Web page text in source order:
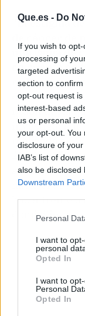
Que.es - Do
If you wish to
processing of
targeted
section to
opt-out request
interest-based
us or personal
your opt-out. You
disclosure of
IAB’s list of
also be disclosed
Downstream
Personal
I want to
personal
Opted In
I want to
Personal
Opted In
"El estigma
una gama de
en cuenta
radón, y que
desconozcan.
radón hasta
realizada en
2019), el
sabe qué es
hasta el 53%
hacer frente
domicilio.